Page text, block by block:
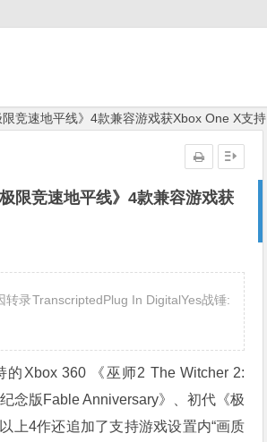
竞速地平线》4款兼容游戏获Xbox One X支持
限竞速地平线》4款兼容游戏获
转录TranscriptedPlug In DigitalYes战锤:
Xbox 360 《巫师2 The Witcher 2:
念版Fable Anniversary》、初代《极
上4作还追加了支持游戏设置内“画质